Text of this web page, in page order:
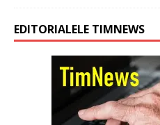
EDITORIALELE TIMNEWS